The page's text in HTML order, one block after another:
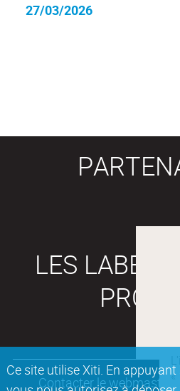
Ce site utilise Xiti. En
27/03/2026
LES LABEX
Contacter le webmaster